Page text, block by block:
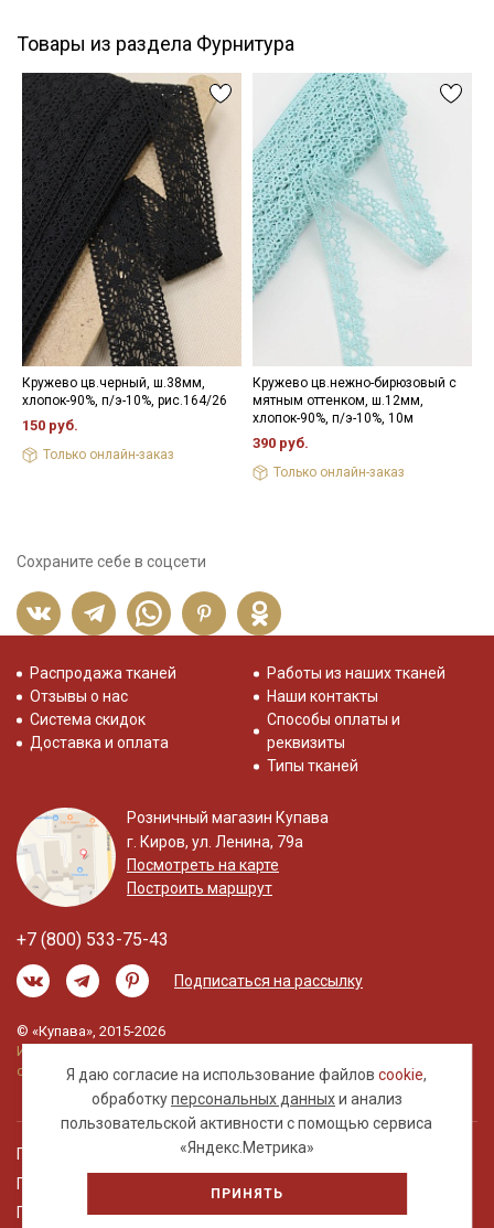
Товары из раздела Фурнитура
Кружево цв.черный, ш.38мм,
хлопок-90%, п/э-10%, рис.164/26
150 руб.
Только онлайн-заказ
Кружево цв.нежно-бирюзовый с
мятным оттенком, ш.12мм,
хлопок-90%, п/э-10%, 10м
390 руб.
Только онлайн-заказ
Сохраните себе в соцсети
Я даю согласие на использование файловcookie,
обработкуперсональных данныхи анализ
пользовательской активности с помощью сервиса
«Яндекс.Метрика»
ПРИНЯТЬ
Распродажа тканей
Отзывы о нас
Система скидок
Доставка и оплата
Работы из наших тканей
Наши контакты
Способы оплаты и
реквизиты
Типы тканей
Розничный магазин Купава
г. Киров, ул. Ленина, 79а
Посмотреть на карте
Построить маршрут
+7 (800) 533-75-43
Подписаться на рассылку
© «Купава», 2015-2026
Информация на сайте не является публичной
офертой.
Правовая информация
Политика обработки персональных данных
Пользовательское соглашение